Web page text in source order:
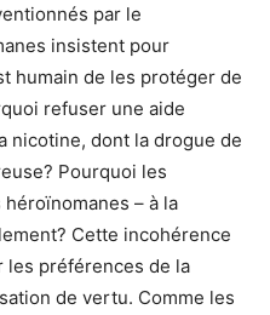
par le
insistent pour
humain de les protéger de
refuser une aide
nicotine, dont la drogue de
Pourquoi les
– à la
Cette incohérence
les préférences de la
de vertu. Comme les